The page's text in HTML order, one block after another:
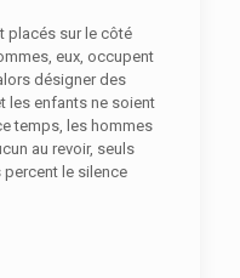
placés sur le côté
eux, occupent
désigner des
les enfants ne soient
temps, les hommes
au revoir, seuls
le silence